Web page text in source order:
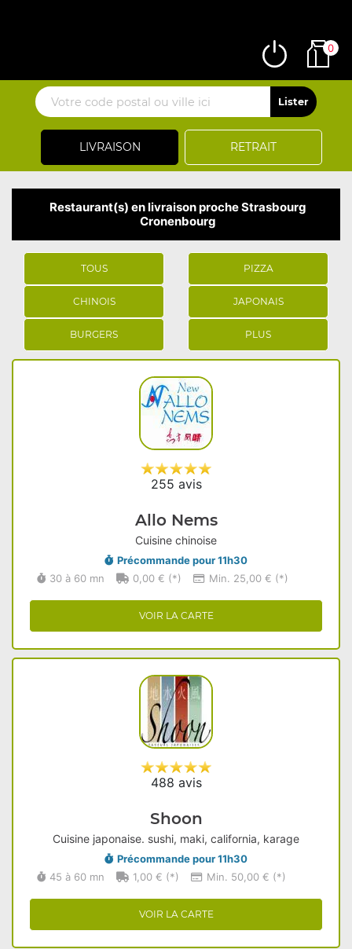
LIVRAISON RETRAIT
0
Restaurant(s) en livraison proche Strasbourg
Cronenbourg
TOUS PIZZA
CHINOIS JAPONAIS
BURGERS PLUS
255 avis
Allo Nems
Cuisine chinoise
Précommande pour 11h30
30 à 60 mn
0,00 € (*) Min. 25,00 € (*)
VOIR LA CARTE
488 avis
Shoon
Cuisine japonaise. sushi, maki, california, karage
Précommande pour 11h30
45 à 60 mn
1,00 € (*) Min. 50,00 € (*)
VOIR LA CARTE